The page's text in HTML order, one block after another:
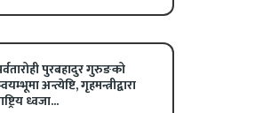
पुरबहादुर गुरुङको
अन्त्येष्टि, गृहमन्त्रीद्वारा
ध्वजा...